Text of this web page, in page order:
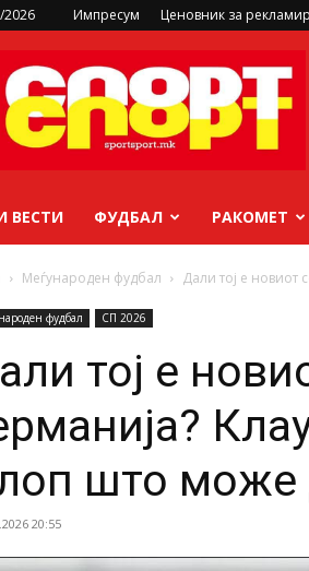
2026 Импресум Ценовник за
sportsport.mk
ВЕСТИ ФУДБАЛ РАКОМЕТ
Меѓународен фудбал Дали тој е новиот
фудбал СП 2026
тој е
што може
20:55